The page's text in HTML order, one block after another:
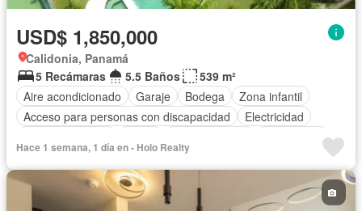
USD$ 1,850,000
Calidonia, Panamá
5 Recámaras
5.5 Baños
539 m²
Aire acondicionado
Garaje Bodega
Zona infantil
Acceso para personas con discapacidad
Electricidad
Seguridad
Cuarto de servicio
Hace 1 semana, 1 día en - Holo Realty